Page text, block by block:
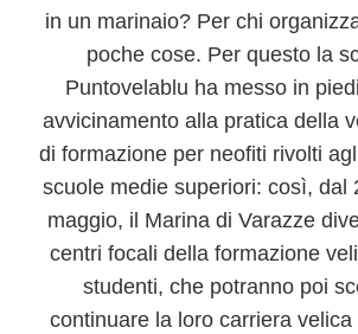
in un marinaio? Per chi
poche cose. Per questo la
Puntovelablu ha messo in
avvicinamento alla pratica della
di formazione per neofiti rivolti
scuole medie superiori: così, dal
maggio, il Marina di Varazze
centri focali della formazione
studenti, che potranno poi
continuare la loro carriera